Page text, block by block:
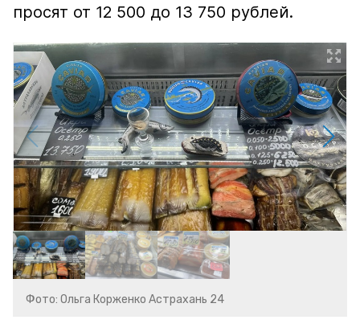
просят от 12 500 до 13 750 рублей.
Фото: Ольга Корженко Астрахань 24